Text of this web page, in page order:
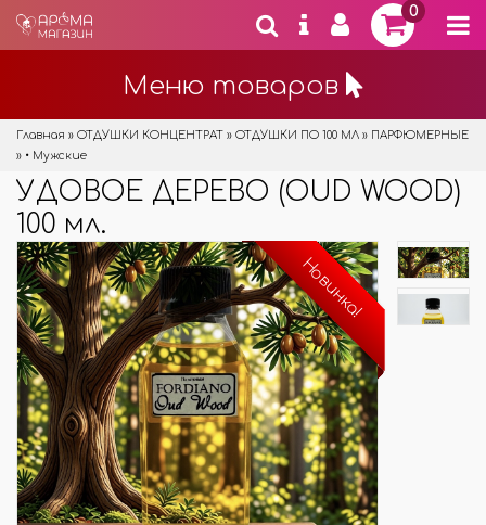
0
Меню товаров
Главная » ОТДУШКИ КОНЦЕНТРАТ » ОТДУШКИ ПО 100 МЛ » ПАРФЮМЕРНЫЕ
» • Мужские
УДОВОЕ ДЕРЕВО (OUD WOOD)
100 мл.
Новинка!